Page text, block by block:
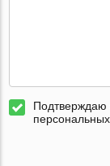
Подтверждаю